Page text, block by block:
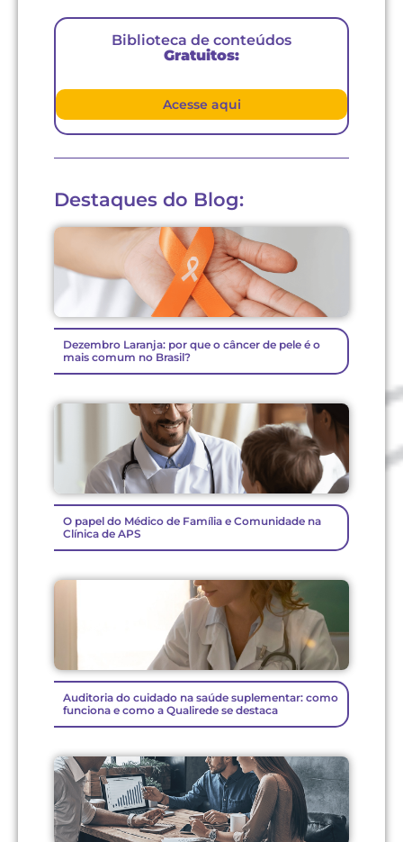
Biblioteca de conteúdos
Gratuitos:
Acesse aqui
Destaques do Blog:
Dezembro Laranja: por que o câncer de pele é o
mais comum no Brasil?
O papel do Médico de Família e Comunidade na
Clínica de APS
Auditoria do cuidado na saúde suplementar: como
funciona e como a Qualirede se destaca